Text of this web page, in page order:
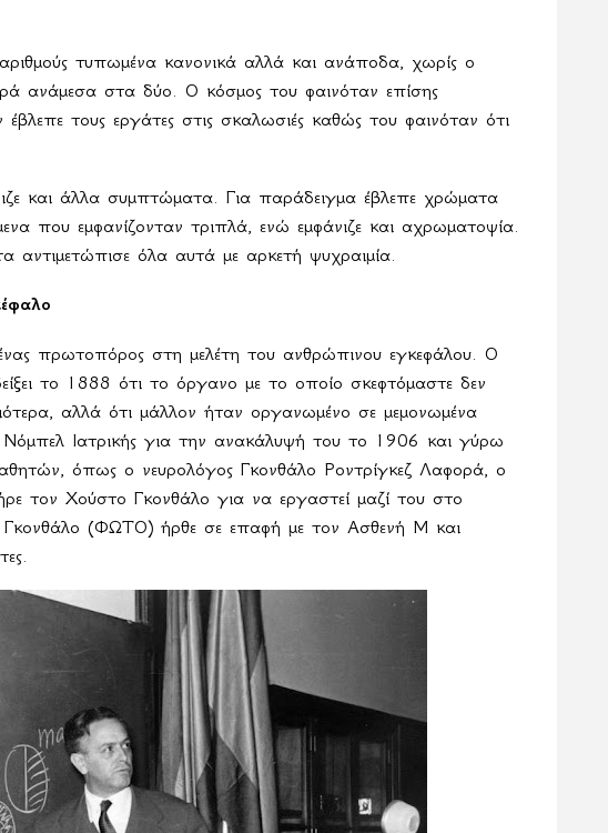
τυπωμένα κανονικά αλλά και ανάποδα, χωρίς ο
ανάμεσα στα δύο. Ο κόσμος του φαινόταν επίσης
τους εργάτες στις σκαλωσιές καθώς του φαινόταν ότι
και άλλα συμπτώματα. Για παράδειγμα έβλεπε χρώματα
που εμφανίζονταν τριπλά, ενώ εμφάνιζε και αχρωματοψία.
αντιμετώπισε όλα αυτά με αρκετή ψυχραιμία.
πρωτοπόρος στη μελέτη του ανθρώπινου εγκεφάλου. Ο
το 1888 ότι το όργανο με το οποίο σκεφτόμαστε δεν
αλλά ότι μάλλον ήταν οργανωμένο σε μεμονωμένα
Ιατρικής για την ανακάλυψή του το 1906 και γύρω
όπως ο νευρολόγος Γκονθάλο Ροντρίγκεζ Λαφορά, ο
τον Χούστο Γκονθάλο για να εργαστεί μαζί του στο
Γκονθάλο (ΦΩΤΟ) ήρθε σε επαφή με τον Ασθενή Μ και